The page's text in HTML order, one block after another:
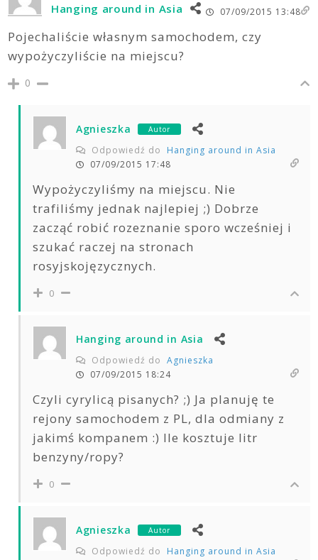
Hanging around in Asia 07/09/2015 13:48
Pojechaliście własnym samochodem, czy
wypożyczyliście na miejscu?
0
Agnieszka Autor
Odpowiedź do Hanging around in Asia
07/09/2015 17:48
Wypożyczyliśmy na miejscu. Nie
trafiliśmy jednak najlepiej ;) Dobrze
zacząć robić rozeznanie sporo wcześniej i
szukać raczej na stronach
rosyjskojęzycznych.
0
Hanging around in Asia
Odpowiedź do Agnieszka
07/09/2015 18:24
Czyli cyrylicą pisanych? ;) Ja planuję te
rejony samochodem z PL, dla odmiany z
jakimś kompanem :) Ile kosztuje litr
benzyny/ropy?
0
Agnieszka Autor
Odpowiedź do Hanging around in Asia